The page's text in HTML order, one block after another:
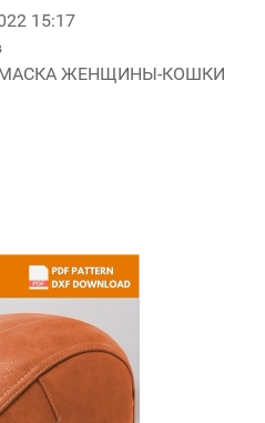
15:17
МАСКА ЖЕНЩИНЫ-КОШКИ